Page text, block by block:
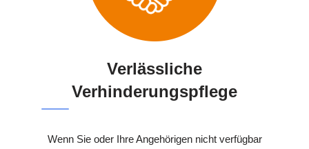
Verlässliche
Verhinderungspflege
Wenn Sie oder Ihre Angehörigen nicht verfügbar